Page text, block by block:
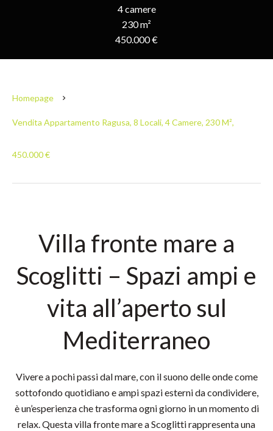
4 camere
230 m²
450.000 €
Homepage
Vendita Appartamento Ragusa, 8 Locali, 4 Camere, 230 M²,
450.000 €
Villa fronte mare a
Scoglitti – Spazi ampi e
vita all’aperto sul
Mediterraneo
Vivere a pochi passi dal mare, con il suono delle onde come
sottofondo quotidiano e ampi spazi esterni da condividere,
è un’esperienza che trasforma ogni giorno in un momento di
relax. Questa villa fronte mare a Scoglitti rappresenta una